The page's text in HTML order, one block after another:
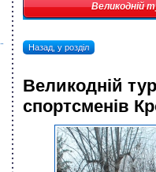
Великодній
Назад, у розділ
Великодній
спортсменів